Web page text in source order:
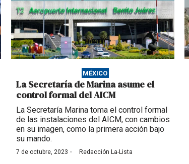
MÉXICO
La Secretaría de Marina asume el
control formal del AICM
La Secretaría Marina toma el control formal
de las instalaciones del AICM, con cambios
en su imagen, como la primera acción bajo
su mando.
7 de octubre, 2023 · Redacción La-Lista